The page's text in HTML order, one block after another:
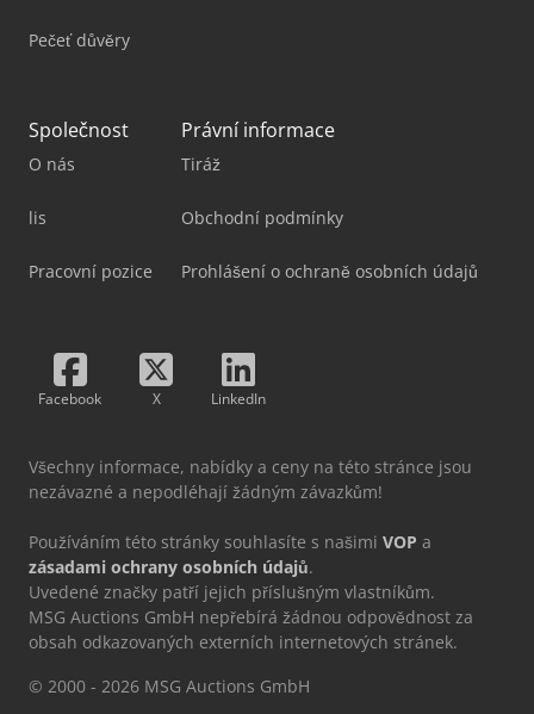
Pečeť důvěry
Společnost
O nás
lis
Pracovní pozice
Právní informace
Tiráž
Obchodní podmínky
Prohlášení o ochraně osobních údajů
Facebook X LinkedIn
Všechny informace, nabídky a ceny na této stránce jsou
nezávazné a nepodléhají žádným závazkům!
Používáním této stránky souhlasíte s našimi VOP a
zásadami ochrany osobních údajů.
Uvedené značky patří jejich příslušným vlastníkům.
MSG Auctions GmbH nepřebírá žádnou odpovědnost za
obsah odkazovaných externích internetových stránek.
© 2000 - 2026 MSG Auctions GmbH